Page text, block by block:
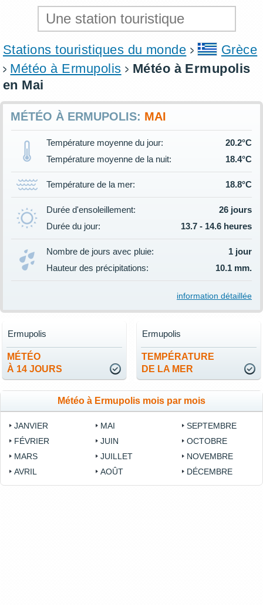
Stations touristiques du monde
Grèce
Météo à Ermupolis
Météo à Ermupolis
en Mai
MÉTÉO À ERMUPOLIS: MAI
Température moyenne du jour:
20.2°C
Température moyenne de la nuit:
18.4°C
Température de la mer: 18.8°C
Durée d'ensoleillement:
26 jours
Durée du jour:
13.7 - 14.6 heures
Nombre de jours avec pluie:
1 jour
Hauteur des précipitations:
10.1 mm.
information détaillée
MÉTÉO
À 14 JOURS
Ermupolis
TEMPÉRATURE
DE LA MER
Ermupolis
Météo à Ermupolis mois par mois
JANVIER
FÉVRIER
MARS
AVRIL
MAI
JUIN
JUILLET
AOÛT
SEPTEMBRE
OCTOBRE
NOVEMBRE
DÉCEMBRE